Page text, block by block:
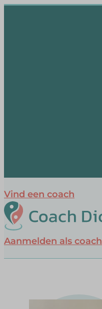
Vind een coach
Aanmelden als coach